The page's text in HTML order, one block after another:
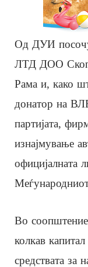
Од ДУИ
ЛТД ДОО
Рама и, како
донатор на
партијата,
изнајмување
официјалната
Во
колкав
средствата за